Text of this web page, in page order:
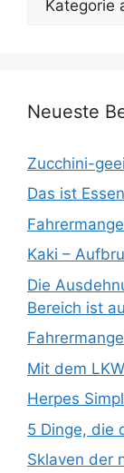
Blogthemen
Neueste
Zucchini-
Das ist Essen
Kaki –
Die
Bereich ist
Mit dem
Herpes
5 Dinge, die
Sklaven der